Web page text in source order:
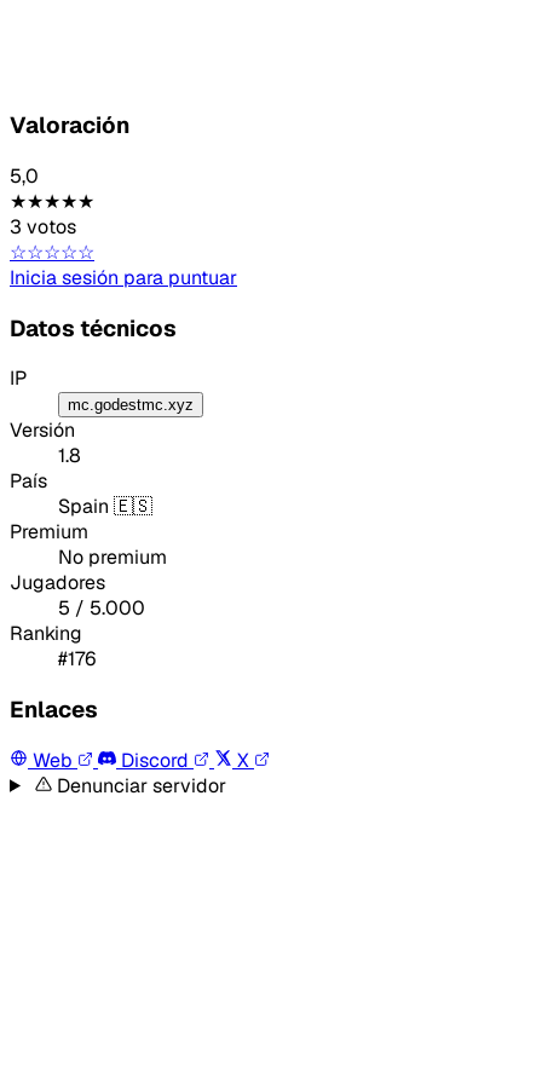
Valoración
5,0
★★★★★
3 votos
☆☆☆☆☆
Inicia sesión para puntuar
Datos técnicos
IP
mc.godestmc.xyz
Versión
1.8
País
Spain 🇪🇸
Premium
No premium
Jugadores
5 / 5.000
Ranking
#176
Enlaces
Web Discord
X
Denunciar servidor